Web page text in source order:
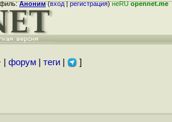
Аноним(вход|регистрация)неRUopennet.me
форум| теги| ]